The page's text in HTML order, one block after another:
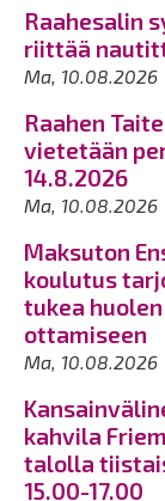
Raahesalin
riittää
Ma, 10.08.2026
Raahen
vietetään
14.8.2026
Ma, 10.08.2026
Maksuton
koulutus
tukea
ottamiseen
Ma, 10.08.2026
kahvila
talolla
15.00-17.00